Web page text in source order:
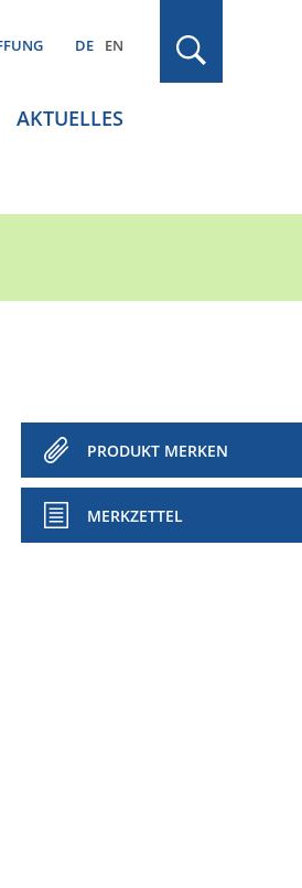
DE EN
AKTUELLES
PRODUKT MERKEN
MERKZETTEL